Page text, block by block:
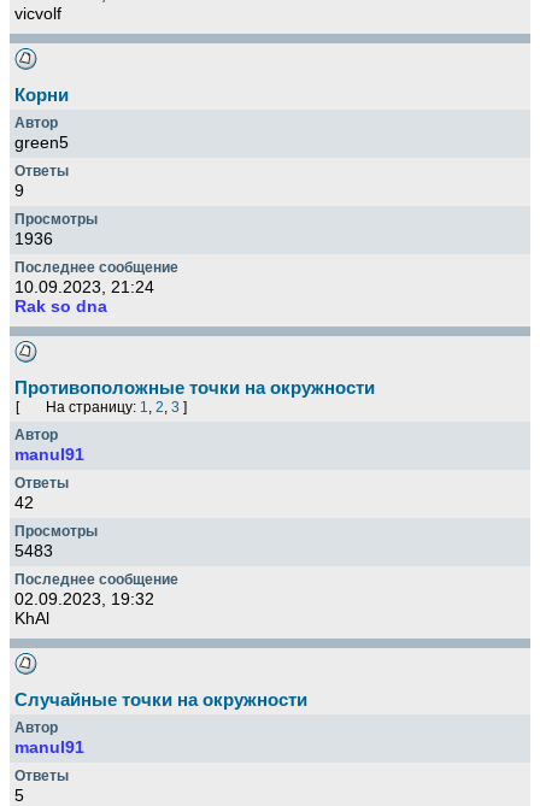
vicvolf
Корни
green5
9
1936
10.09.2023, 21:24
Rak so dna
Противоположные точки на окружности
[ На страницу: 1, 2, 3 ]
manul91
42
5483
02.09.2023, 19:32
KhAl
Случайные точки на окружности
manul91
5